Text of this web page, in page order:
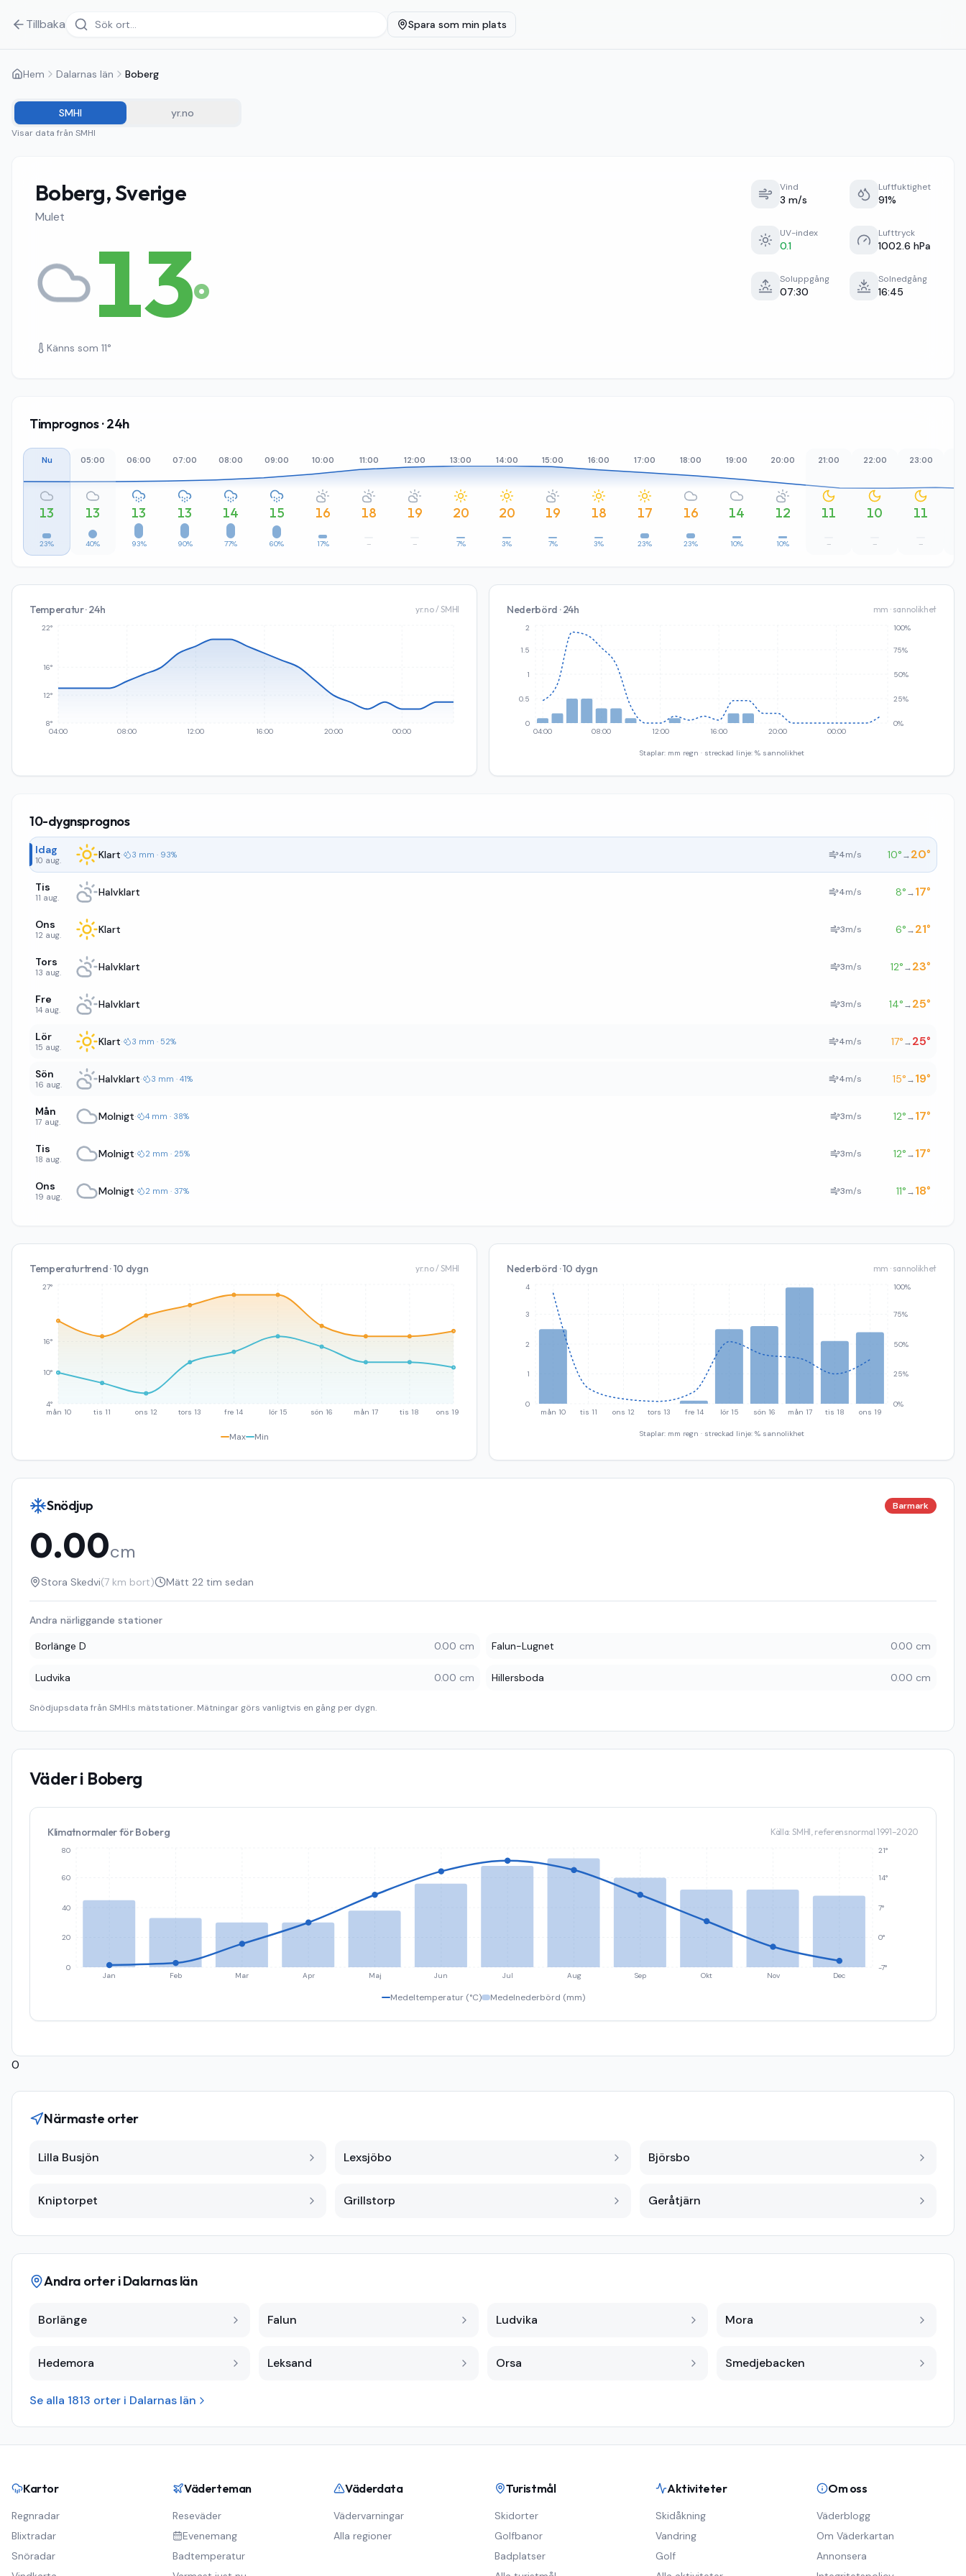
Tillbaka Spara som min plats
Hem Dalarnas län Boberg
SMHI yr.no
Visar data från SMHI
Boberg, Sverige
Mulet
13°
Känns som 11°
Vind
3 m/s
Luftfuktighet
91%
UV-index
0.1
Lufttryck
1002.6 hPa
Soluppgång
07:30
Solnedgång
16:45
Timprognos · 24h
Nu
13
23%
05:00
13
40%
06:00
13
93%
07:00
13
90%
08:00
14
77%
09:00
15
60%
10:00
16
17%
11:00
18
–
12:00
19
–
13:00
20
7%
14:00
20
3%
15:00
19
7%
16:00
18
3%
17:00
17
23%
18:00
16
23%
19:00
14
10%
20:00
12
10%
21:00
11
–
22:00
10
–
23:00
11
–
Temperatur · 24h yr.no / SMHI
04:00 08:00 12:00 16:00 20:00 00:00
8°
12°
16°
22°
Nederbörd · 24h mm · sannolikhet
04:00 08:00 12:00 16:00 20:00 00:00
0
0.5
1
1.5
2
0%
25%
50%
75%
100%
Staplar: mm regn · streckad linje: % sannolikhet
10-dygnsprognos
Idag
10 aug. Klart· 3 mm · 93% 4m/s 10°→20°
Tis
11 aug. Halvklart 4m/s 8°→17°
Ons
12 aug. Klart 3m/s 6°→21°
Tors
13 aug. Halvklart 3m/s 12°→23°
Fre
14 aug. Halvklart 3m/s 14°→25°
Lör
15 aug. Klart· 3 mm · 52% 4m/s 17°→25°
Sön
16 aug. Halvklart· 3 mm · 41% 4m/s 15°→19°
Mån
17 aug. Molnigt· 4 mm · 38% 3m/s 12°→17°
Tis
18 aug. Molnigt· 2 mm · 25% 3m/s 12°→17°
Ons
19 aug. Molnigt· 2 mm · 37% 3m/s 11°→18°
Temperaturtrend · 10 dygn yr.no / SMHI
mån 10 tis 11 ons 12 tors 13 fre 14 lör 15 sön 16 mån 17 tis 18 ons 19
4°
10°
16°
27°
Max Min
Nederbörd · 10 dygn mm · sannolikhet
mån 10 tis 11 ons 12 tors 13 fre 14 lör 15 sön 16 mån 17 tis 18 ons 19
0
1
2
3
4
0%
25%
50%
75%
100%
Staplar: mm regn · streckad linje: % sannolikhet
Snödjup Barmark
0.00cm
Stora Skedvi(7 km bort) Mätt 22 tim sedan
Andra närliggande stationer
Borlänge D
0.00 cm Falun-Lugnet 0.00 cm
Ludvika 0.00 cm Hillersboda 0.00 cm
Snödjupsdata från SMHI:s mätstationer. Mätningar görs vanligtvis en gång per dygn.
Väder i Boberg
Klimatnormaler förBoberg Källa: SMHI, referensnormal 1991–2020
Jan Feb Mar Apr Maj Jun Jul Aug Sep Okt Nov Dec
0
20
40
60
80
-7°
0°
7°
14°
21°
Medeltemperatur (°C) Medelnederbörd (mm)
0
Närmaste orter
Lilla Busjön Lexsjöbo Björsbo
Kniptorpet Grillstorp Geråtjärn
Andra orter iDalarnas län
Borlänge Falun Ludvika Mora
Hedemora Leksand Orsa Smedjebacken
Se alla 1813 orter i Dalarnas län
Kartor
Regnradar
Blixtradar
Snöradar
Väderteman
Reseväder
Evenemang
Badtemperatur
Väderdata
Vädervarningar
Alla regioner
Turistmål
Skidorter
Golfbanor
Badplatser
Aktiviteter
Skidåkning
Vandring
Golf
Om oss
Väderblogg
Om Väderkartan
Annonsera